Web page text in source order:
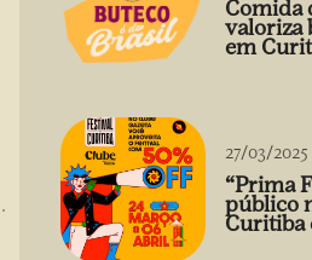
Comida
valoriza
em
27/03/2025
“Prima
público
Curitiba